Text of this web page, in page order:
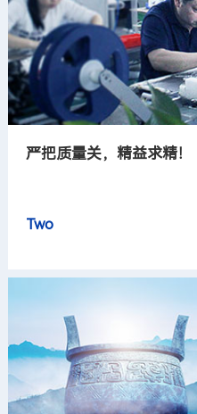
严把质量关，精益求精！
Two